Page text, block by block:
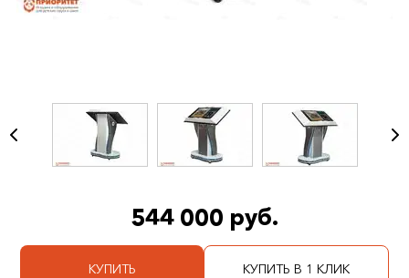
544 000 руб.
КУПИТЬ КУПИТЬ В 1 КЛИК